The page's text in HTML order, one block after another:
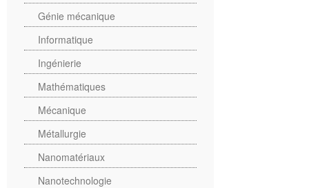
Génie mécanique
Informatique
Ingénierie
Mathématiques
Mécanique
Métallurgie
Nanomatériaux
Nanotechnologie